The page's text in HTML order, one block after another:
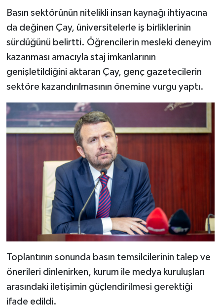
Basın sektörünün nitelikli insan kaynağı ihtiyacına
da değinen Çay, üniversitelerle iş birliklerinin
sürdüğünü belirtti. Öğrencilerin mesleki deneyim
kazanması amacıyla staj imkanlarının
genişletildiğini aktaran Çay, genç gazetecilerin
sektöre kazandırılmasının önemine vurgu yaptı.
Toplantının sonunda basın temsilcilerinin talep ve
önerileri dinlenirken, kurum ile medya kuruluşları
arasındaki iletişimin güçlendirilmesi gerektiği
ifade edildi.